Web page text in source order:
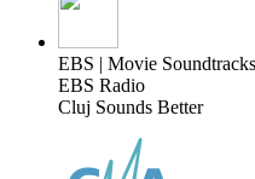
EBS | Movie Soundtracks
EBS Radio
Cluj Sounds Better